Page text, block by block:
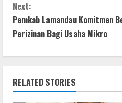
k p er
t
u
Next:
Pemkab Lamandau Komitmen
Perizinan Bagi Usaha Mikro
RELATED STORIES